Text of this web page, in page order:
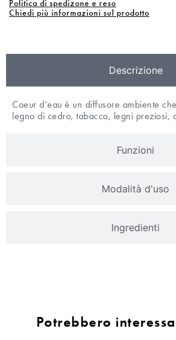
Politica di spedizone e reso
Chiedi più informazioni sul prodotto
Descrizione
Funzioni
Modalità d'uso
Ingredienti
Coeur d’eau è un diffusore ambiente
legno di cedro, tabacco, legni preziosi,
Potrebbero